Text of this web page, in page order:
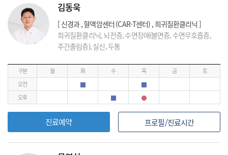
김동욱
[ 신경과 , 혈액암센터 (CAR-T센터) , 희귀질환클리닉 ]
희귀질환클리닉, 뇌전증, 수면장애(불면증, 수면무호흡증,
주간졸림증), 실신, 두통
구분 월 화 수 목 금
토
오전
오후
진료예약 프로필/진료시간